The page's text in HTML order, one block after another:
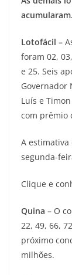
Lotofácil –
foram 02,
e 25. Seis
Governador
Luís e
com prêmio
A
segunda-
Clique e
Quina – O
22, 49, 66,
próximo
milhões.